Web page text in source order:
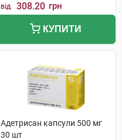
від 308.20 грн
КУПИТИ
Адетрисан капсули 500 мг
30 шт